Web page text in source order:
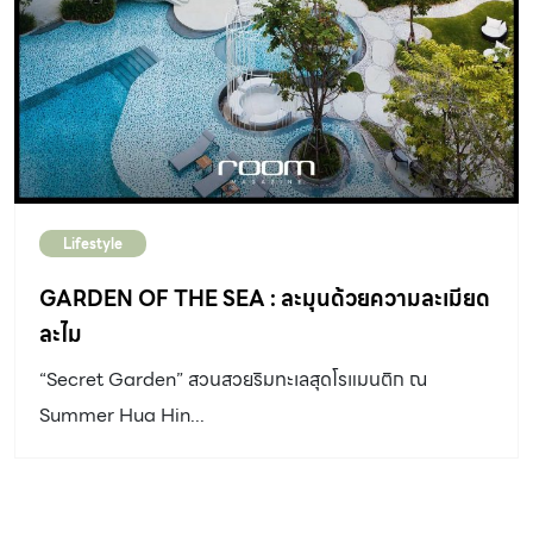
Lifestyle
GARDEN OF THE SEA : ละมุนด้วยความละเมียด
ละไม
“Secret Garden” สวนสวยริมทะเลสุดโรแมนติก ณ
Summer Hua Hin...